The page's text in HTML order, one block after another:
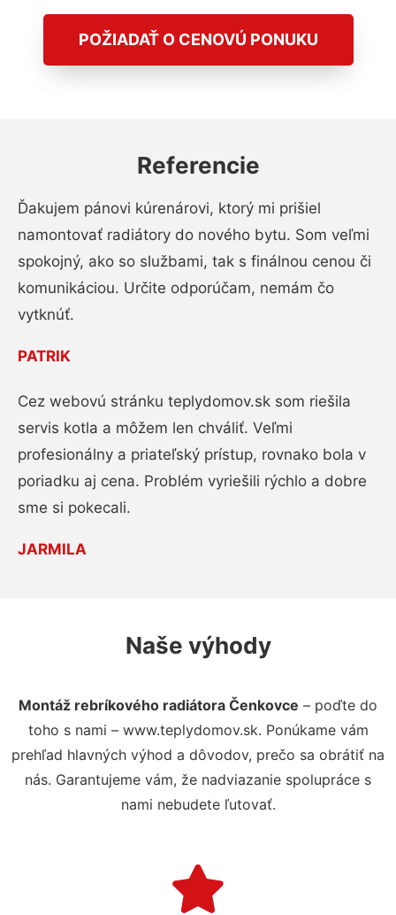
POŽIADAŤ O CENOVÚ PONUKU
Referencie
Ďakujem pánovi kúrenárovi, ktorý mi prišiel
namontovať radiátory do nového bytu. Som veľmi
spokojný, ako so službami, tak s finálnou cenou či
komunikáciou. Určite odporúčam, nemám čo
vytknúť.
PATRIK
Cez webovú stránku teplydomov.sk som riešila
servis kotla a môžem len chváliť. Veľmi
profesionálny a priateľský prístup, rovnako bola v
poriadku aj cena. Problém vyriešili rýchlo a dobre
sme si pokecali.
JARMILA
Naše výhody
Montáž rebríkového radiátora Čenkovce – poďte do
toho s nami – www.teplydomov.sk. Ponúkame vám
prehľad hlavných výhod a dôvodov, prečo sa obrátiť na
nás. Garantujeme vám, že nadviazanie spolupráce s
nami nebudete ľutovať.